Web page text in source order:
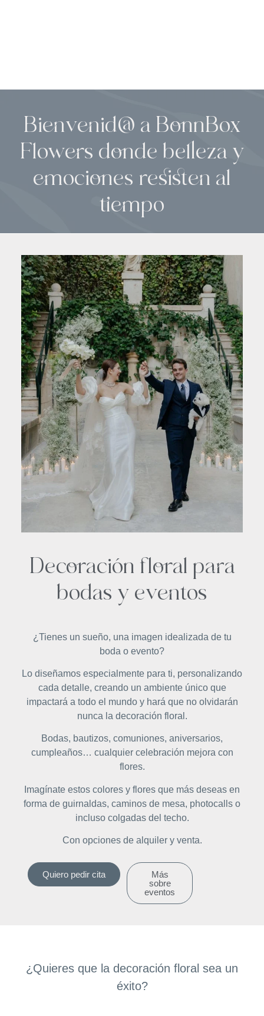
Bienvenid@ a BonnBox
Flowers donde belleza y
emociones resisten al
tiempo
Decoración floral para
bodas y eventos
¿Tienes un sueño, una imagen idealizada de tu
boda o evento?
Lo diseñamos especialmente para ti, personalizando
cada detalle, creando un ambiente único que
impactará a todo el mundo y hará que no olvidarán
nunca la decoración floral.
Bodas, bautizos, comuniones, aniversarios,
cumpleaños… cualquier celebración mejora con
flores.
Imagínate estos colores y flores que más deseas en
forma de guirnaldas, caminos de mesa, photocalls o
incluso colgadas del techo.
Con opciones de alquiler y venta.
Quiero pedir cita
Más
sobre
eventos
¿Quieres que la decoración floral sea un
éxito?